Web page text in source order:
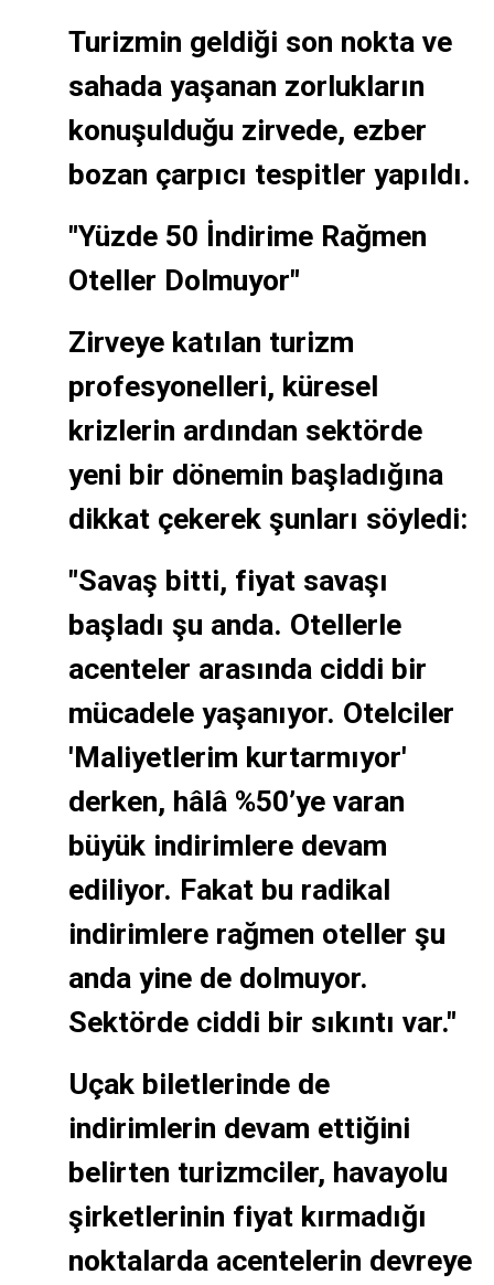
Turizmin geldiği son nokta ve
sahada yaşanan zorlukların
konuşulduğu zirvede, ezber
bozan çarpıcı tespitler yapıldı.
"Yüzde 50 İndirime Rağmen
Oteller Dolmuyor"
Zirveye katılan turizm
profesyonelleri, küresel
krizlerin ardından sektörde
yeni bir dönemin başladığına
dikkat çekerek şunları söyledi:
"Savaş bitti, fiyat savaşı
başladı şu anda. Otellerle
acenteler arasında ciddi bir
mücadele yaşanıyor. Otelciler
'Maliyetlerim kurtarmıyor'
derken, hâlâ %50’ye varan
büyük indirimlere devam
ediliyor. Fakat bu radikal
indirimlere rağmen oteller şu
anda yine de dolmuyor.
Sektörde ciddi bir sıkıntı var."
Uçak biletlerinde de
indirimlerin devam ettiğini
belirten turizmciler, havayolu
şirketlerinin fiyat kırmadığı
noktalarda acentelerin devreye